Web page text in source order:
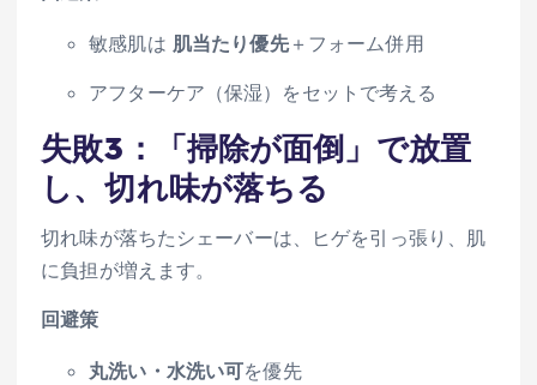
敏感肌は 肌当たり優先＋フォーム併用
アフターケア（保湿）をセットで考える
失敗3：「掃除が面倒」で放置
し、切れ味が落ちる
切れ味が落ちたシェーバーは、ヒゲを引っ張り、肌
に負担が増えます。
回避策
丸洗い・水洗い可を優先